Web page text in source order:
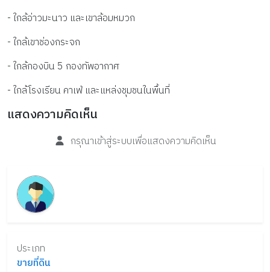
- ใกล้อ่าวมะนาว และเขาล้อมหมวก
- ใกล้เขาช่องกระจก
- ใกล้กองบิน 5 กองทัพอากาศ
- ใกล้โรงเรียน คาเฟ่ และแหล่งชุมชนในพื้นที่
แสดงความคิดเห็น
กรุณาเข้าสู่ระบบเพื่อแสดงความคิดเห็น
ประเภท
ขายที่ดิน